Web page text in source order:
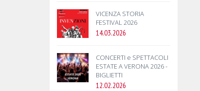
VICENZA STORIA
FESTIVAL 2026
14.03.2026
CONCERTI e SPETTACOLI
ESTATE A VERONA 2026 -
BIGLIETTI
12.02.2026